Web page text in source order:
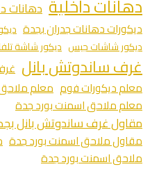
دهانات داخلية دهانات
ديكورات دهانات جدران بجدة
ديكور شاشات جبس ديكور شاشة
غرف ساندوتش بانل
معلم ديكورات فوم معلم
معلم ملاحق اسمنت بورد جدة
مقاول غرف ساندوتش بانل
مقاول ملاحق اسمنت بورد جدة
ملاحق اسمنت بورد جدة